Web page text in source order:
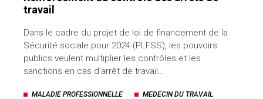
travail
Dans le cadre du projet de loi de financement de la
Sécurité sociale pour 2024 (PLFSS), les pouvoirs
publics veulent multiplier les contrôles et les
sanctions en cas d’arrêt de travail…
MALADIE PROFESSIONNELLE MEDECIN DU TRAVAIL